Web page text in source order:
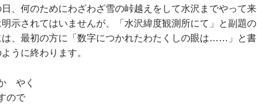
、何のためにわざわざ雪の峠越えをして水沢までやって来
示されてはいませんが、「水沢緯度観測所にて」と副題の
は、最初の方に「数字につかれたわたくしの眼は……」と書
うに終わります。
ゞやく
ので